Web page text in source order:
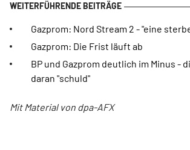
Gazprom: Nord Stream 2 - "eine
Gazprom: Die Frist läuft ab
BP und Gazprom deutlich im Minus -
daran "schuld"
Mit Material von dpa-AFX